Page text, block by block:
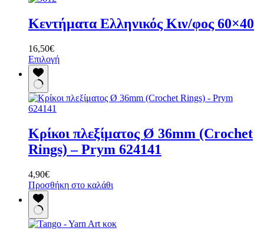
Κεντήματα Ελληνικός Κιν/φος 60×40
16,50€
ΕπιλογήΑυτό
πολλαπλές
επιλογές
μπορούν
να
σελίδα
Κρίκοι πλεξίματος Ø 36mm (Crochet
Rings) – Prym 624141
4,90€
Προσθήκη στο καλάθι